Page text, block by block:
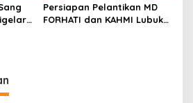
Persiapan Pelantikan MD
FORHATI dan KAHMI Lubuk